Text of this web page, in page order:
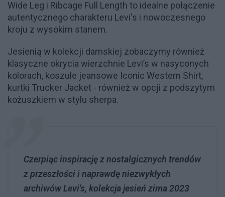
Wide Leg i Ribcage Full Length to idealne połączenie
autentycznego charakteru Levi's i nowoczesnego
kroju z wysokim stanem.
Jesienią w kolekcji damskiej zobaczymy również
klasyczne okrycia wierzchnie Levi’s w nasyconych
kolorach, koszule jeansowe Iconic Western Shirt,
kurtki Trucker Jacket - również w opcji z podszytym
kożuszkiem w stylu sherpa.
Czerpiąc inspirację z nostalgicznych trendów
z przeszłości i naprawdę niezwykłych
archiwów Levi's, kolekcja jesień zima 2023